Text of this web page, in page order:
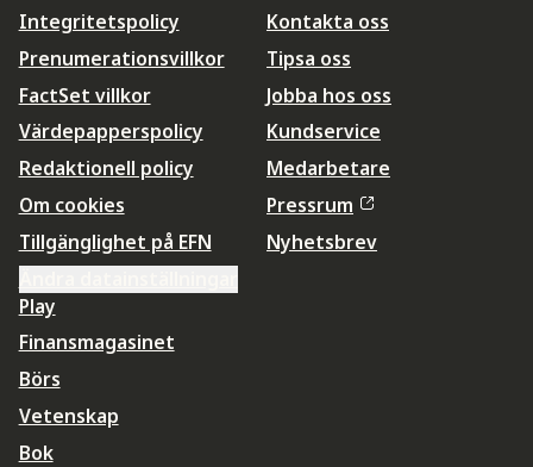
Integritetspolicy
Prenumerationsvillkor
FactSet villkor
Värdepapperspolicy
Redaktionell policy
Om cookies
Tillgänglighet på EFN
Kontakta oss
Tipsa oss
Jobba hos oss
Kundservice
Medarbetare
Pressrum
Nyhetsbrev
Play
Finansmagasinet
Börs
Vetenskap
Bok